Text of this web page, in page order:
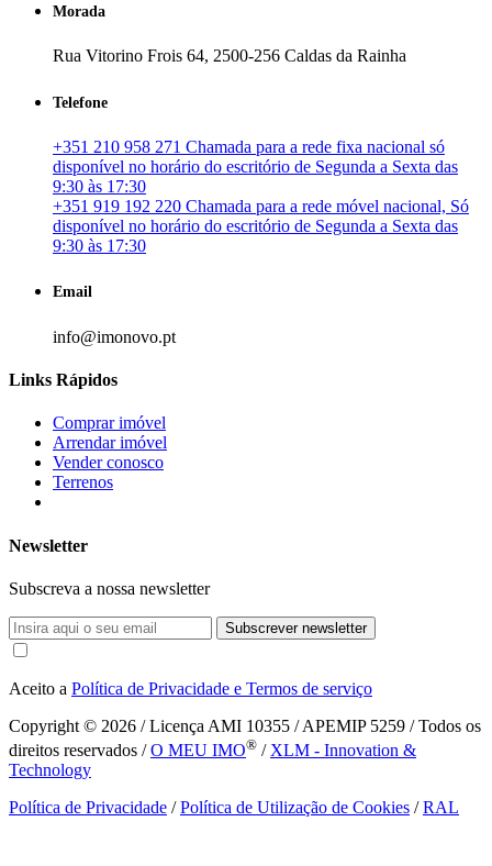
Morada
Rua Vitorino Frois 64, 2500-256 Caldas da Rainha
Telefone
+351 210 958 271 Chamada para a rede fixa nacional só
disponível no horário do escritório de Segunda a Sexta das
9:30 às 17:30
+351 919 192 220 Chamada para a rede móvel nacional, Só
disponível no horário do escritório de Segunda a Sexta das
9:30 às 17:30
Email
info@imonovo.pt
Links Rápidos
Comprar imóvel
Arrendar imóvel
Vender conosco
Terrenos
Newsletter
Subscreva a nossa newsletter
Subscrever newsletter
Aceito a Política de Privacidade e Termos de serviço
Copyright © 2026 / Licença AMI 10355 / APEMIP 5259 / Todos os
direitos reservados /O MEU IMO® / XLM - Innovation &
Technology
Política de Privacidade /Política de Utilização de Cookies /RAL